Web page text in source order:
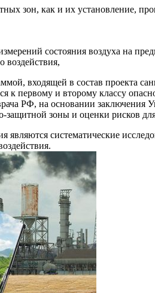
зон, как и их установление,
состояния воздуха на
воздействия,
входящей в состав проекта
первому и второму классу
РФ, на основании
защитной зоны и оценки рисков
являются систематические